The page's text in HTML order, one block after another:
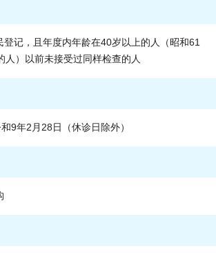
登记，且年度内年龄在40岁以上的人（昭和61
人）以前未接受过同样检查的人
9年2月28日（休诊日除外）